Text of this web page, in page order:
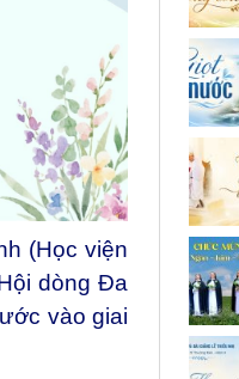
(Học viện
dòng Đa
vào giai